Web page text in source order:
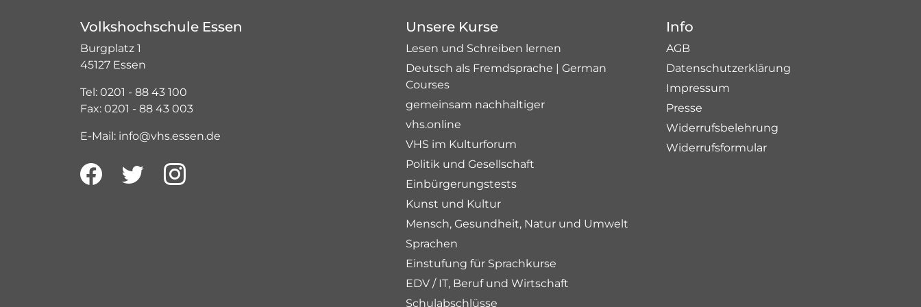
Volkshochschule Essen
Burgplatz 1
45127 Essen
Tel: 0201 - 88 43 100
Fax: 0201 - 88 43 003
E-Mail: info@vhs.essen.de
Unsere Kurse
Lesen und Schreiben lernen
Deutsch als Fremdsprache | German
Courses
gemeinsam nachhaltiger
vhs.online
VHS im Kulturforum
Politik und Gesellschaft
Einbürgerungstests
Kunst und Kultur
Mensch, Gesundheit, Natur und Umwelt
Sprachen
Einstufung für Sprachkurse
EDV / IT, Beruf und Wirtschaft
Schulabschlüsse
Info
AGB
Datenschutzerklärung
Impressum
Presse
Widerrufsbelehrung
Widerrufsformular